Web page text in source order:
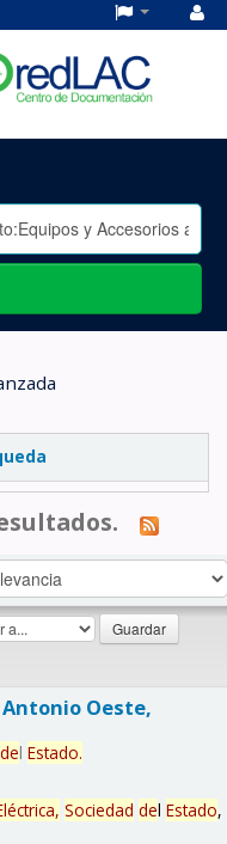
Oeste,
del Estado.
Sociedad del Estado,